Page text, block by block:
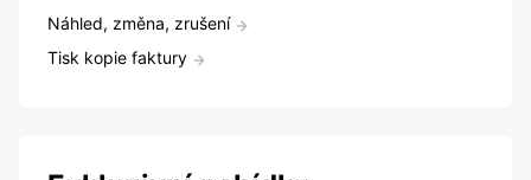
Náhled, změna, zrušení
Tisk kopie faktury